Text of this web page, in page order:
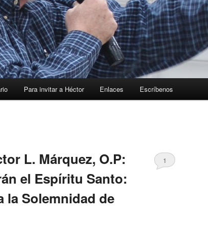
Para invitar a Héctor Enlaces Escríbenos
L. Márquez, O.P:
el Espíritu Santo:
la Solemnidad de
1